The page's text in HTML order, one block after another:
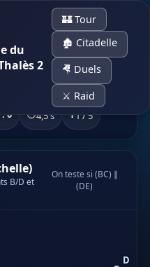
du
2
🏰 Tour
🏚 Citadelle
🤻 Duels
⚔️ Raid
de Thalès
(comparaison de
0 ⏱️4,6 s ❓1 / 5
B/D et
On teste si (BC) ∥
(DE)
D